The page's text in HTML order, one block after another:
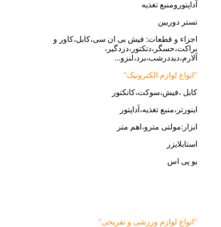
آداپتورومنبع تغذیه
تستر دوربین
اجزاء و قطعات: فیش بی ان سی،کابل،کاور و
براکت،حسگر،دتکتور،دزدگیر،
آلارم،دیددرشب،برد،لنزو...
"انواع لوازم الکترونیک"
کابل ،فیش،سوکت،کانکتور
اینورتر،منبع تغذیه،آداپتور
ابزار:مولتی مترو،اهم متر
استابلایزر
یو پی اس
"انواع لوازم ورزشی و تفریحی"